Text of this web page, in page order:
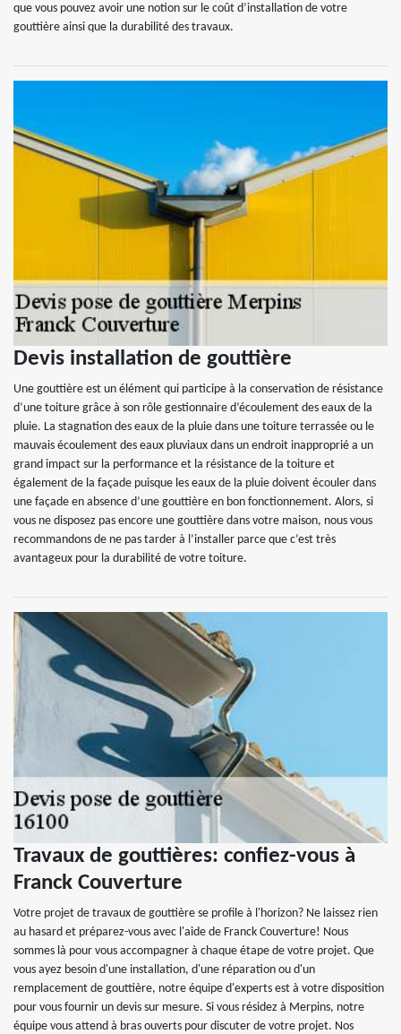
que vous pouvez avoir une notion sur le coût d’installation de votre
gouttière ainsi que la durabilité des travaux.
Devis installation de gouttière
Une gouttière est un élément qui participe à la conservation de résistance
d’une toiture grâce à son rôle gestionnaire d’écoulement des eaux de la
pluie. La stagnation des eaux de la pluie dans une toiture terrassée ou le
mauvais écoulement des eaux pluviaux dans un endroit inapproprié a un
grand impact sur la performance et la résistance de la toiture et
également de la façade puisque les eaux de la pluie doivent écouler dans
une façade en absence d’une gouttière en bon fonctionnement. Alors, si
vous ne disposez pas encore une gouttière dans votre maison, nous vous
recommandons de ne pas tarder à l’installer parce que c’est très
avantageux pour la durabilité de votre toiture.
Travaux de gouttières: confiez-vous à
Franck Couverture
Votre projet de travaux de gouttière se profile à l'horizon? Ne laissez rien
au hasard et préparez-vous avec l'aide de Franck Couverture! Nous
sommes là pour vous accompagner à chaque étape de votre projet. Que
vous ayez besoin d'une installation, d'une réparation ou d'un
remplacement de gouttière, notre équipe d'experts est à votre disposition
pour vous fournir un devis sur mesure. Si vous résidez à Merpins, notre
équipe vous attend à bras ouverts pour discuter de votre projet. Nos